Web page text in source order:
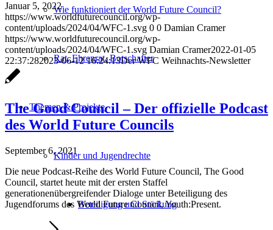
Wie funktioniert der World Future Council?
Rat, Ehrenrat, Botschafter
Themen & Projekte
Kinder und Jugendrechte
Beteiligung und Stärkung
Januar 5, 2022
https://www.worldfuturecouncil.org/wp-
content/uploads/2024/04/WFC-1.svg 0 0 Damian Cramer
https://www.worldfuturecouncil.org/wp-
content/uploads/2024/04/WFC-1.svg Damian Cramer2022-01-05
22:37:282023-06-12 16:24:13Der WFC Weihnachts-Newsletter
The Good Council – Der offizielle Podcast
des World Future Councils
September 6, 2021
Die neue Podcast-Reihe des World Future Council, The Good
Council, startet heute mit der ersten Staffel
generationenübergreifender Dialoge unter Beteiligung des
Jugendforums des World Future Council, Youth:Present.